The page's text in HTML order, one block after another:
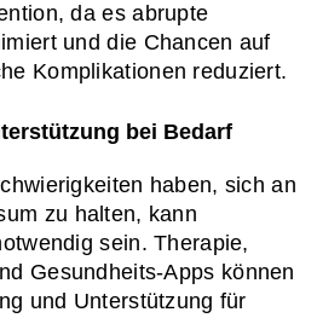
da es abrupte
und die Chancen auf
Komplikationen reduziert.
bei Bedarf
haben, sich an
zu halten, kann
sein. Therapie,
Gesundheits-Apps können
und Unterstützung für